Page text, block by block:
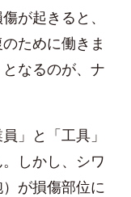
が起きると、
ために働きま
となるのが、ナ
」と「工具」
しかし、シワ
が損傷部位に